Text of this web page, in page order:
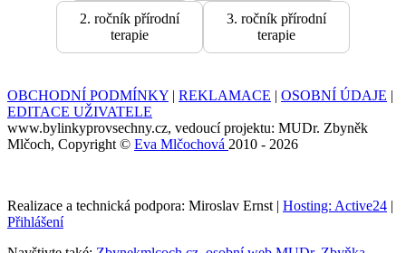
2. ročník přírodní
terapie
3. ročník přírodní
terapie
OBCHODNÍ PODMÍNKY | REKLAMACE | OSOBNÍ ÚDAJE |
EDITACE UŽIVATELE
www.bylinkyprovsechny.cz, vedoucí projektu: MUDr. Zbyněk
Mlčoch, Copyright © Eva Mlčochová 2010 - 2026
Realizace a technická podpora: Miroslav Ernst | Hosting: Active24 |
Přihlášení